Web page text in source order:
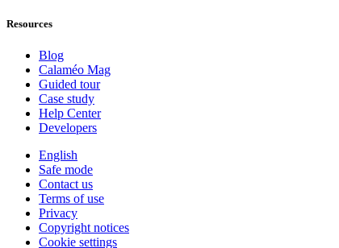
Resources
Blog
Calaméo Mag
Guided tour
Case study
Help Center
Developers
English
Safe mode
Contact us
Terms of use
Privacy
Copyright notices
Cookie settings